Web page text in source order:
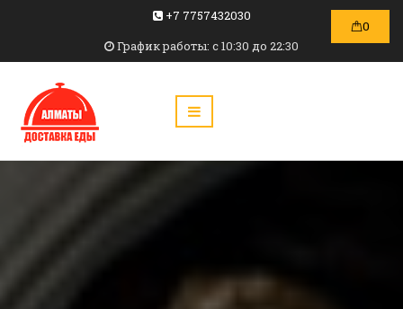
+7 7757432030
График работы: c 10:30 до 22:30
0